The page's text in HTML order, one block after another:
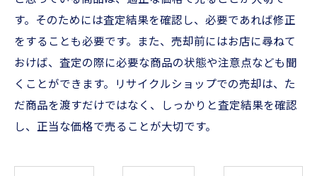
す。そのためには査定結果を確認し、必要であれば修正
をすることも必要です。また、売却前にはお店に尋ねて
おけば、査定の際に必要な商品の状態や注意点なども聞
くことができます。リサイクルショップでの売却は、た
だ商品を渡すだけではなく、しっかりと査定結果を確認
し、正当な価格で売ることが大切です。